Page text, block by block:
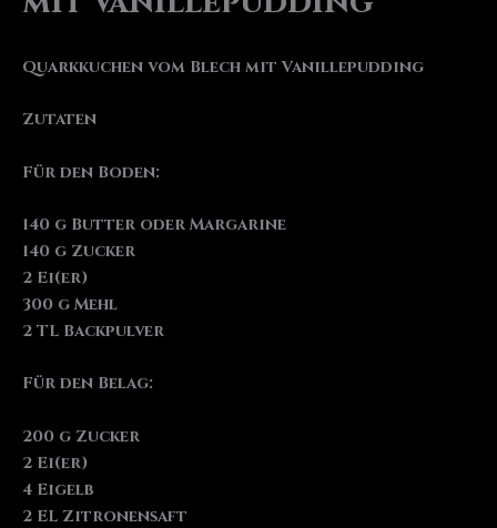
Quarkkuchen vom Blech mit Vanillepudding
Zutaten
Für den Boden:
140 g Butter oder Margarine
140 g Zucker
2 Ei(er)
300 g Mehl
2 TL Backpulver
Für den Belag:
200 g Zucker
2 Ei(er)
4 Eigelb
2 EL Zitronensaft